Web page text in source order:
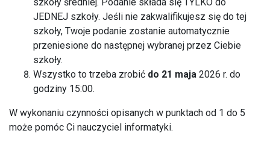
JEDNEJ szkoły. Jeśli nie zakwalifikujesz się do tej
szkoły, Twoje podanie zostanie automatycznie
przeniesione do następnej wybranej przez Ciebie
szkoły.
Wszystko to trzeba zrobić do 21 maja 2026 r. do
godziny 15:00.
W wykonaniu czynności opisanych w punktach od 1 do 5
może pomóc Ci nauczyciel informatyki.